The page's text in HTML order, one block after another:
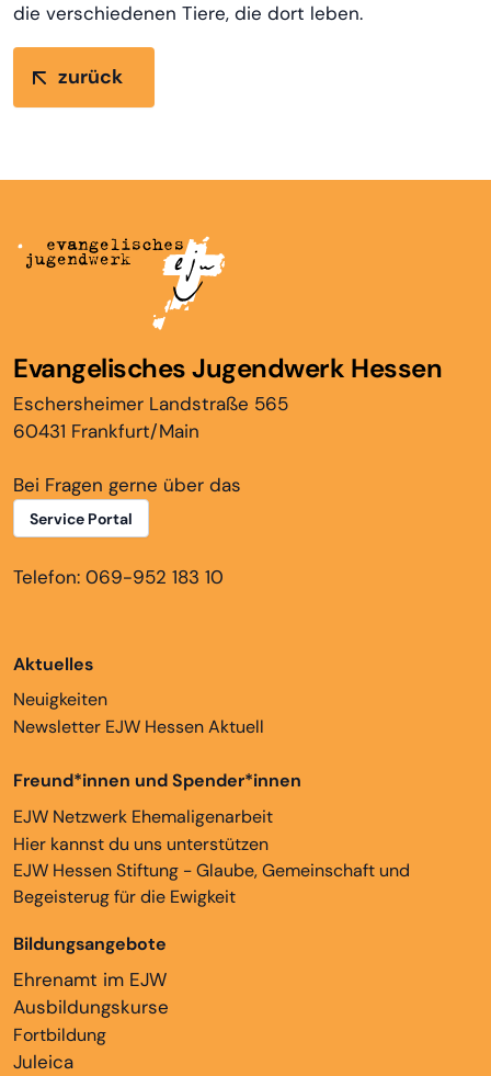
die verschiedenen Tiere, die dort leben.
zurück
Evangelisches Jugendwerk Hessen
Eschersheimer Landstraße 565
60431 Frankfurt/Main
Bei Fragen gerne über das
Service Portal
Telefon: 069-952 183 10
Aktuelles
Neuigkeiten
Newsletter EJW Hessen Aktuell
Freund*innen und Spender*innen
EJW Netzwerk Ehemaligenarbeit
Hier kannst du uns unterstützen
EJW Hessen Stiftung - Glaube, Gemeinschaft und
Begeisterug für die Ewigkeit
Bildungsangebote
Ehrenamt im EJW
Ausbildungskurse
Fortbildung
Juleica